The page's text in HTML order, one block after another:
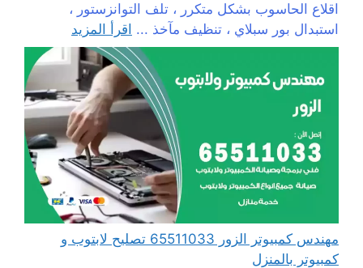
اقلاع الحاسوب بشكل متكرر ، تلف التوانزستور ،
استبدال بور سبلاي ، تنظيف مآخذ ... اقرأ المزيد
مهندس كمبيوتر الزور 65511033 تصليح لابتوب و
كمبيوتر بالمنزل